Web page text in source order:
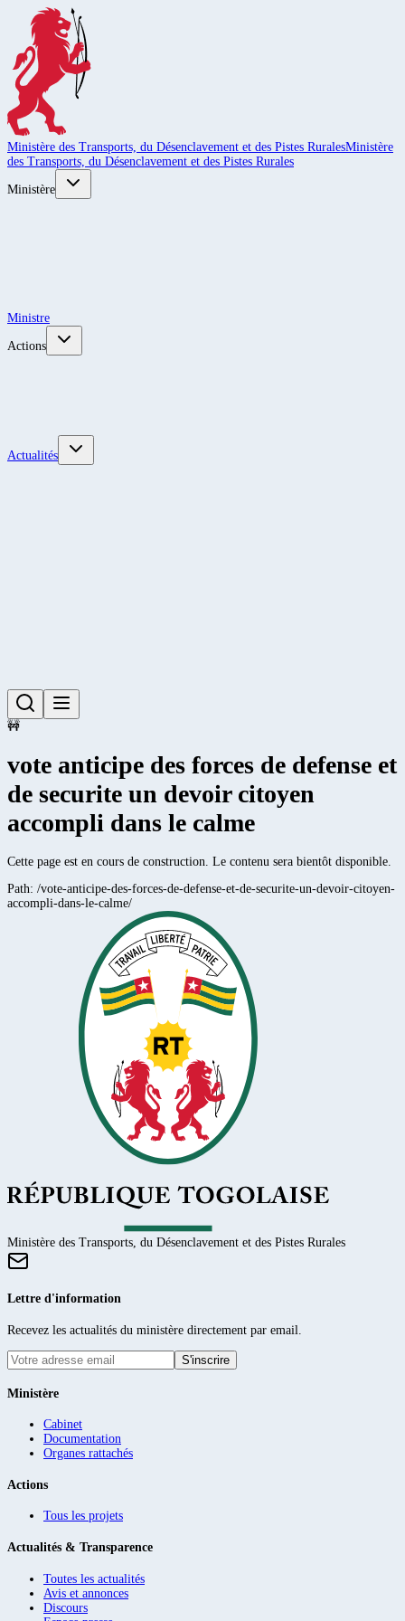
Ministère des Transports, du Désenclavement et des Pistes RuralesMinistère
des Transports, du Désenclavement et des Pistes Rurales
Ministère
Ministre
Actions
Actualités
🚧
vote anticipe des forces de defense et
de securite un devoir citoyen
accompli dans le calme
Cette page est en cours de construction. Le contenu sera bientôt disponible.
Path: /vote-anticipe-des-forces-de-defense-et-de-securite-un-devoir-citoyen-
accompli-dans-le-calme/
Ministère des Transports, du Désenclavement et des Pistes Rurales
Lettre d'information
Recevez les actualités du ministère directement par email.
S'inscrire
Ministère
Cabinet
Documentation
Organes rattachés
Actions
Tous les projets
Actualités & Transparence
Toutes les actualités
Avis et annonces
Discours